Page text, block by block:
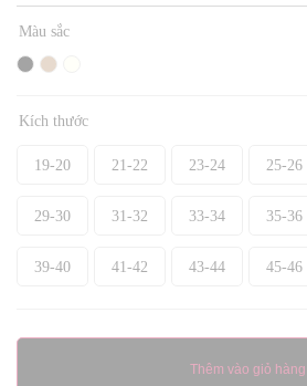
Màu sắc
Kích thước
19-20 21-22 23-24 25-26
29-30 31-32 33-34 35-36
39-40 41-42 43-44 45-46
Thêm vào giỏ hàng